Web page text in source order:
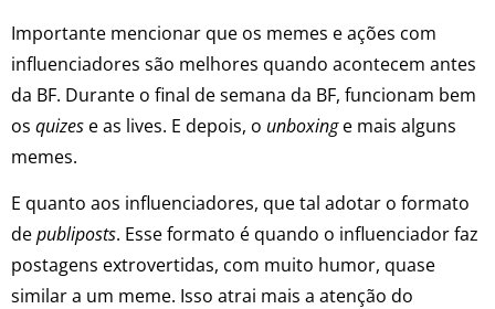
Importante mencionar que os memes e ações com
influenciadores são melhores quando acontecem antes
da BF. Durante o final de semana da BF, funcionam bem
os quizes e as lives. E depois, o unboxinge mais alguns
memes.
E quanto aos influenciadores, que tal adotar o formato
depubliposts. Esse formato é quando o influenciador faz
postagens extrovertidas, com muito humor, quase
similar a um meme. Isso atrai mais a atenção do